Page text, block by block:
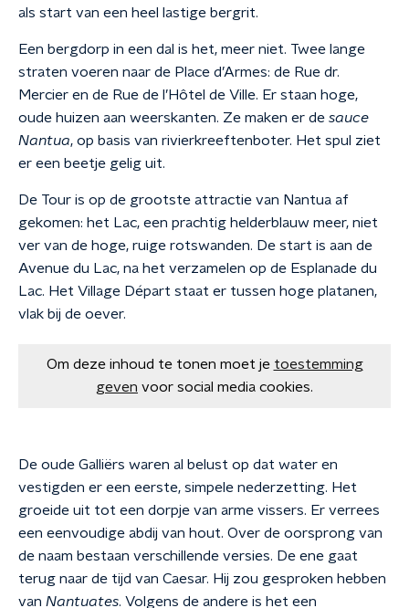
als start van een heel lastige bergrit.
Een bergdorp in een dal is het, meer niet. Twee lange
straten voeren naar de Place d’Armes: de Rue dr.
Mercier en de Rue de l’Hôtel de Ville. Er staan hoge,
oude huizen aan weerskanten. Ze maken er de sauce
Nantua, op basis van rivierkreeftenboter. Het spul ziet
er een beetje gelig uit.
De Tour is op de grootste attractie van Nantua af
gekomen: het Lac, een prachtig helderblauw meer, niet
ver van de hoge, ruige rotswanden. De start is aan de
Avenue du Lac, na het verzamelen op de Esplanade du
Lac. Het Village Départ staat er tussen hoge platanen,
vlak bij de oever.
Om deze inhoud te tonen moet je toestemming
geven voor social media cookies.
De oude Galliërs waren al belust op dat water en
vestigden er een eerste, simpele nederzetting. Het
groeide uit tot een dorpje van arme vissers. Er verrees
een eenvoudige abdij van hout. Over de oorsprong van
de naam bestaan verschillende versies. De ene gaat
terug naar de tijd van Caesar. Hij zou gesproken hebben
van Nantuates. Volgens de andere is het een